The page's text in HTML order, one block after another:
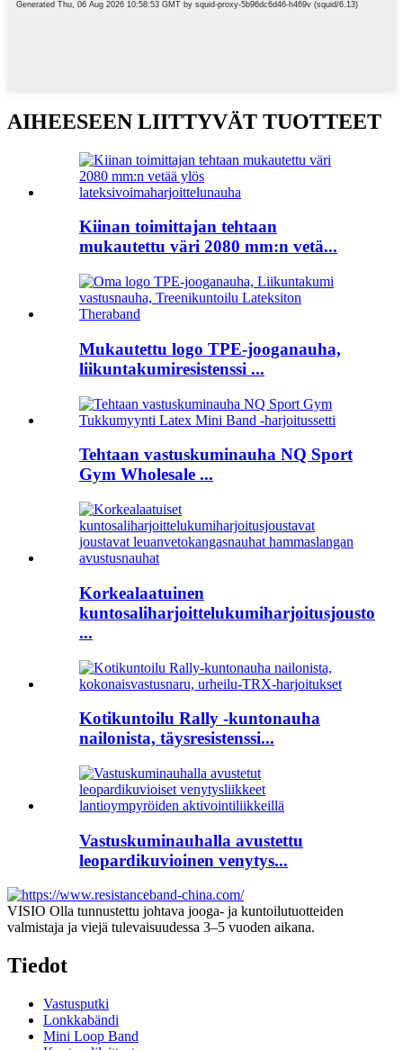
AIHEESEEN LIITTYVÄT TUOTTEET
Kiinan toimittajan tehtaan
mukautettu väri 2080 mm:n vetä...
Mukautettu logo TPE-jooganauha,
liikuntakumiresistenssi ...
Tehtaan vastuskuminauha NQ Sport
Gym Wholesale ...
Korkealaatuinen
kuntosaliharjoittelukumiharjoitusjousto
...
Kotikuntoilu Rally -kuntonauha
nailonista, täysresistenssi...
Vastuskuminauhalla avustettu
leopardikuvioinen venytys...
VISIO Olla tunnustettu johtava jooga- ja kuntoilutuotteiden
valmistaja ja viejä tulevaisuudessa 3–5 vuoden aikana.
Tiedot
Vastusputki
Lonkkabändi
Mini Loop Band